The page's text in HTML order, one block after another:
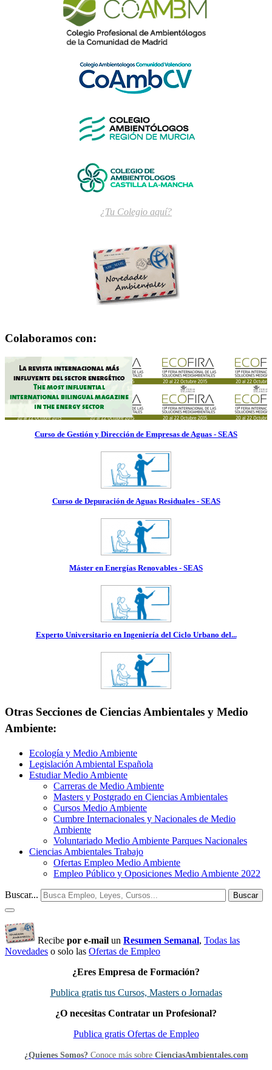
¿Tu Colegio aquí?
Colaboramos con:
Curso de Gestión y Dirección de Empresas de Aguas - SEAS
Curso de Depuración de Aguas Residuales - SEAS
Máster en Energías Renovables - SEAS
Experto Universitario en Ingeniería del Ciclo Urbano del...
Otras Secciones de Ciencias Ambientales y Medio
Ambiente:
Ecología y Medio Ambiente
Legislación Ambiental Española
Estudiar Medio Ambiente
Carreras de Medio Ambiente
Masters y Postgrado en Ciencias Ambientales
Cursos Medio Ambiente
Cumbre Internacionales y Nacionales de Medio
Ambiente
Voluntariado Medio Ambiente Parques Nacionales
Ciencias Ambientales Trabajo
Ofertas Empleo Medio Ambiente
Empleo Público y Oposiciones Medio Ambiente 2022
Buscar... Buscar
Recibe por e-mail un Resumen Semanal, Todas las
Novedades o solo las Ofertas de Empleo
¿Eres Empresa de Formación?
Publica gratis tus Cursos, Masters o Jornadas
¿O necesitas Contratar un Profesional?
Publica gratis Ofertas de Empleo
¿Quienes Somos? Conoce más sobre CienciasAmbientales.com